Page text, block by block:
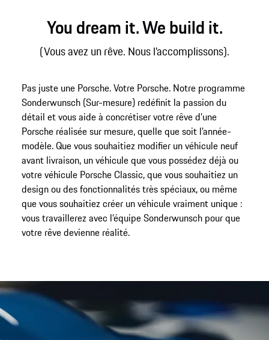
You dream it. We build it.
(Vous avez un rêve. Nous l’accomplissons).
Pas juste une Porsche. Votre Porsche. Notre programme
Sonderwunsch (Sur-mesure) redéfinit la passion du
détail et vous aide à concrétiser votre rêve d’une
Porsche réalisée sur mesure, quelle que soit l’année-
modèle. Que vous souhaitiez modifier un véhicule neuf
avant livraison, un véhicule que vous possédez déjà ou
votre véhicule Porsche Classic, que vous souhaitiez un
design ou des fonctionnalités très spéciaux, ou même
que vous souhaitiez créer un véhicule vraiment unique :
vous travaillerez avec l’équipe Sonderwunsch pour que
votre rêve devienne réalité.
Personnalisation maximale.